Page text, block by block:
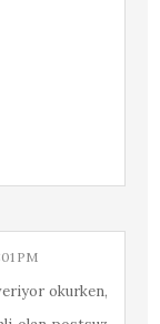
PM
okurken,